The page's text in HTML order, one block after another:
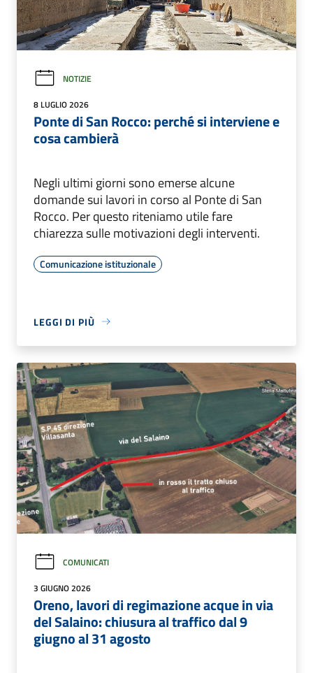
NOTIZIE
8 LUGLIO 2026
Ponte di San Rocco: perché si interviene e
cosa cambierà
Negli ultimi giorni sono emerse alcune
domande sui lavori in corso al Ponte di San
Rocco. Per questo riteniamo utile fare
chiarezza sulle motivazioni degli interventi.
Comunicazione istituzionale
LEGGI DI PIÙ
COMUNICATI
3 GIUGNO 2026
Oreno, lavori di regimazione acque in via
del Salaino: chiusura al traffico dal 9
giugno al 31 agosto